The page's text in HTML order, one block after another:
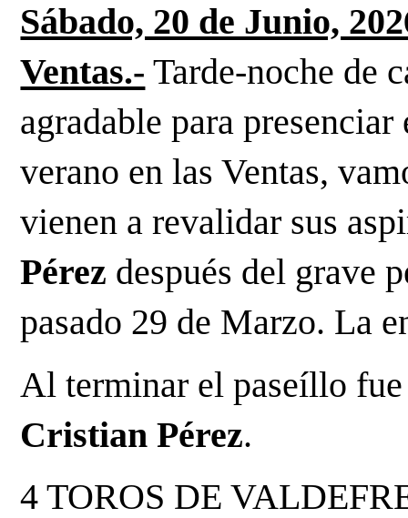
Sábado, 20 de Junio,
Ventas.- Tarde-noche de
agradable para
verano en las Ventas,
vienen a revalidar sus
Pérez después del grave
pasado 29 de Marzo. La
Cristian Pérez.
4 TOROS DE